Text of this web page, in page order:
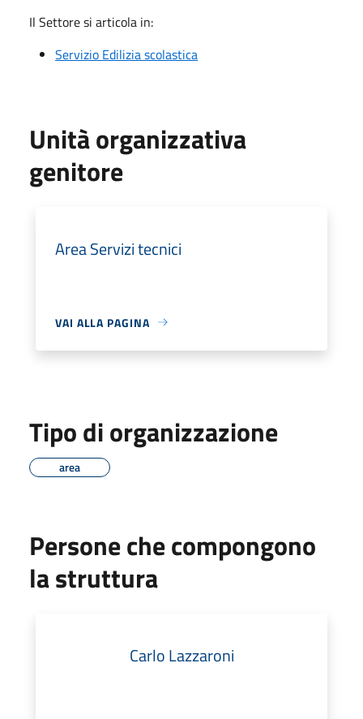
Il Settore si articola in:
Servizio Edilizia scolastica
Unità organizzativa
genitore
Area Servizi tecnici
VAI ALLA PAGINA
Tipo di organizzazione
area
Persone che compongono
la struttura
Carlo Lazzaroni